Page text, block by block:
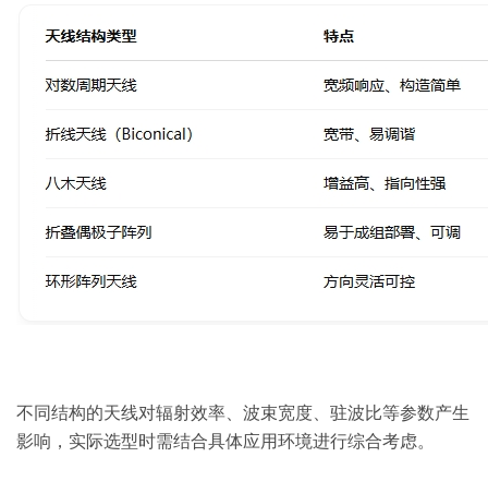
不同结构的天线对辐射效率、波束宽度、驻波比等参数产生
影响，实际选型时需结合具体应用环境进行综合考虑。